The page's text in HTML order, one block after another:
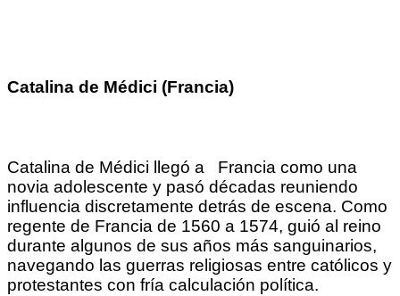
Catalina de Médici (Francia)
Catalina de Médici llegó a Francia como una
novia adolescente y pasó décadas reuniendo
influencia discretamente detrás de escena. Como
regente de Francia de 1560 a 1574, guió al reino
durante algunos de sus años más sanguinarios,
navegando las guerras religiosas entre católicos y
protestantes con fría calculación política.